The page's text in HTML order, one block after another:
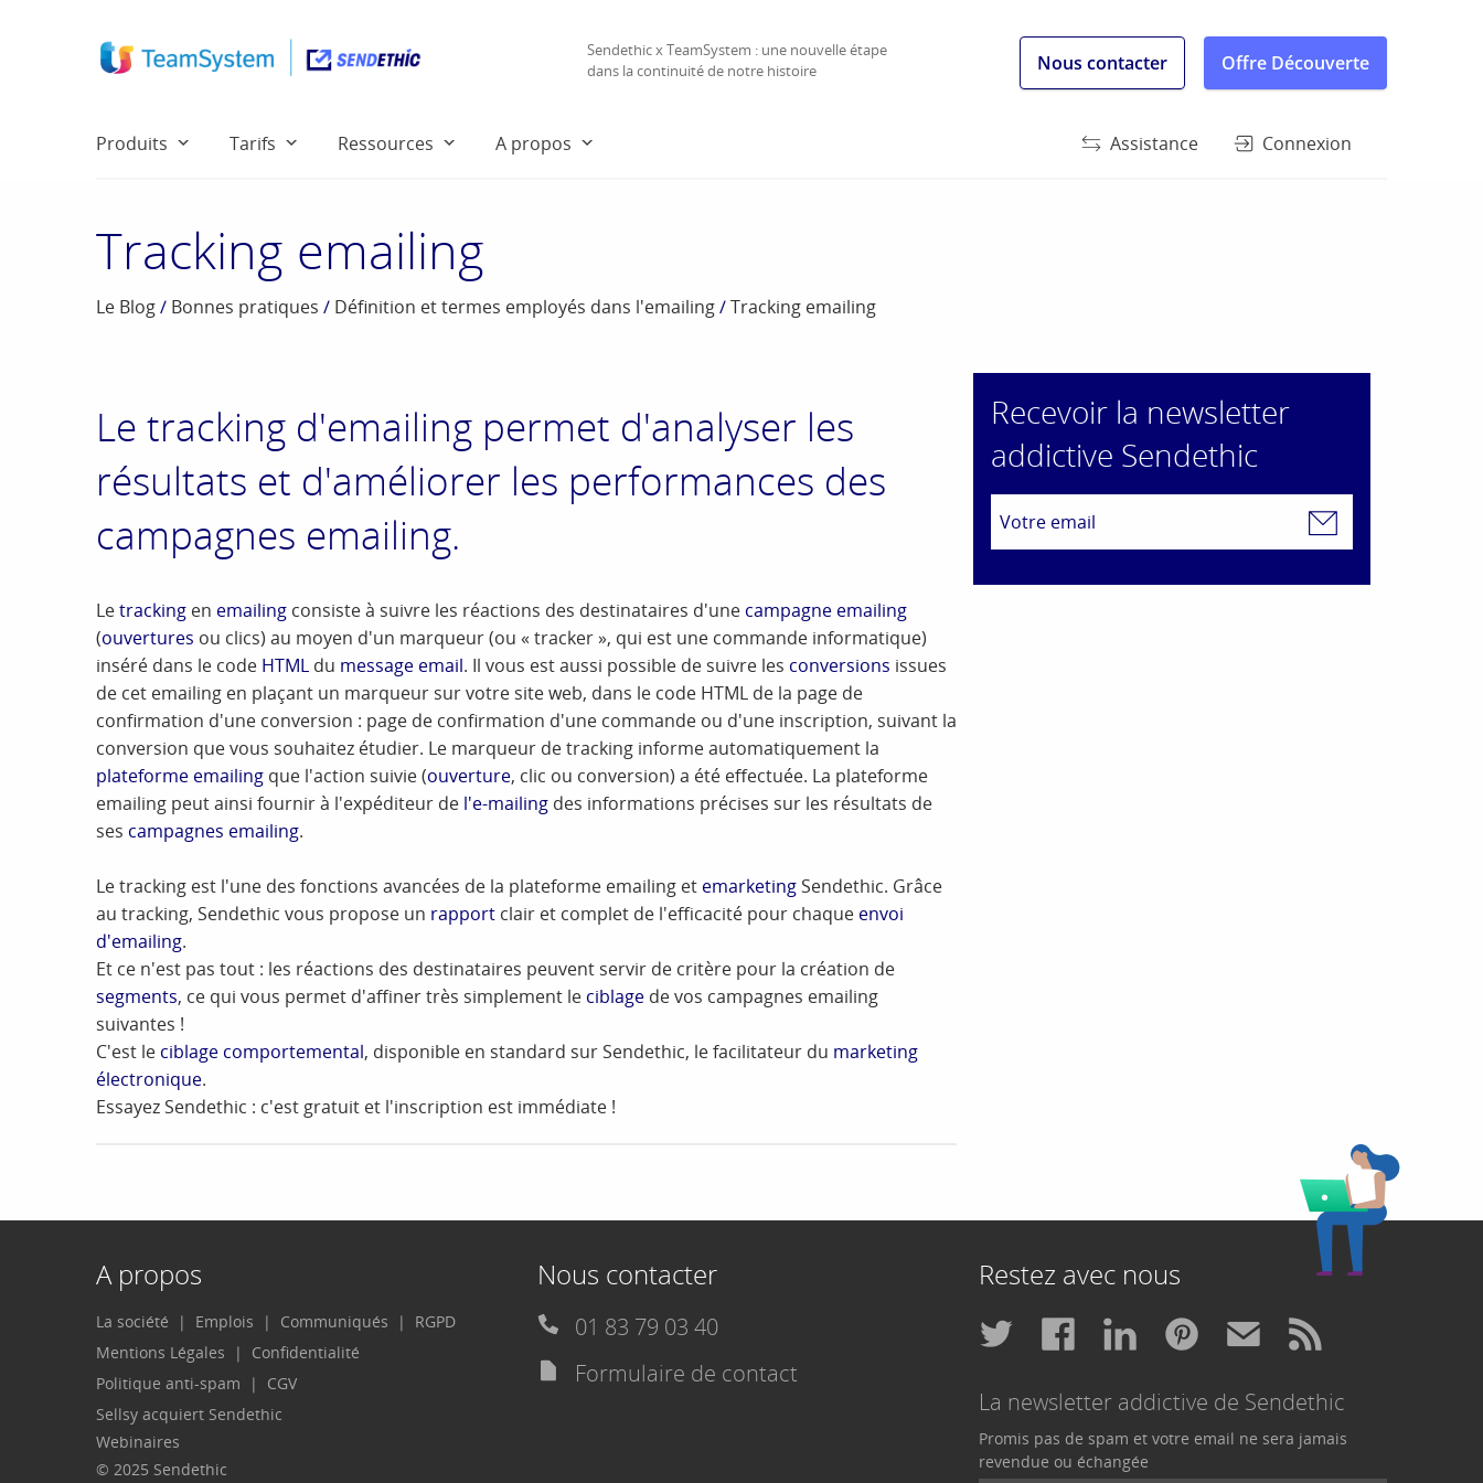
Sendethic x TeamSystem : une nouvelle étape
dans la continuité de notre histoire
Nous contacter Offre Découverte
Produits Tarifs Ressources A propos Assistance Connexion
Tracking emailing
Le Blog/ Bonnes pratiques / Définition et termes employés dans l'emailing/Tracking emailing
Le tracking d'emailing permet d'analyser les
résultats et d'améliorer les performances des
campagnes emailing.
Letracking en emailing consiste à suivre les réactions des destinataires d'une campagne emailing
(ouvertures ou clics) au moyen d'un marqueur (ou « tracker », qui est une commande informatique)
inséré dans le code HTML du message email. Il vous est aussi possible de suivre les conversions issues
de cet emailing en plaçant un marqueur sur votre site web, dans le code HTML de la page de
confirmation d'une conversion : page de confirmation d'une commande ou d'une inscription, suivant la
conversion que vous souhaitez étudier. Le marqueur de tracking informe automatiquement la
plateforme emailing que l'action suivie (ouverture, clic ou conversion) a été effectuée. La plateforme
emailing peut ainsi fournir à l'expéditeur de l'e-mailing des informations précises sur les résultats de
ses campagnes emailing.
Le tracking est l'une des fonctions avancées de la plateforme emailing et emarketing Sendethic. Grâce
au tracking, Sendethic vous propose un rapport clair et complet de l'efficacité pour chaque envoi
d'emailing.
Et ce n'est pas tout : les réactions des destinataires peuvent servir de critère pour la création de
segments, ce qui vous permet d'affiner très simplement le ciblage de vos campagnes emailing
suivantes !
C'est le ciblage comportemental, disponible en standard sur Sendethic, le facilitateur du marketing
électronique.
Essayez Sendethic : c'est gratuit et l'inscription est immédiate !
Recevoir la newsletter
addictive Sendethic
A propos
La société Emplois Communiqués
RGPD
Mentions Légales
Confidentialité
Politique anti-spam
CGV
Sellsy acquiert Sendethic
Webinaires
© 2025 Sendethic
Nous contacter
01 83 79 03 40
Formulaire de contact
Restez avec nous
La newsletter addictive de Sendethic
Promis pas de spam et votre email ne sera jamais
revendue ou échangée